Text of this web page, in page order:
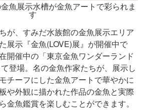
魚展示水槽が金魚アートで彩られま
す
が、すみだ水族館の金魚展示エリア
展示『金魚(LOVE)展』が開催中で
開催中の「東京金魚ワンダーランド
登場。名の金魚作家たちが、展示し
チーフにした金魚アートで華やかに
や外観に描かれた作品の金魚と実際
金魚鑑賞を楽しむことができます。